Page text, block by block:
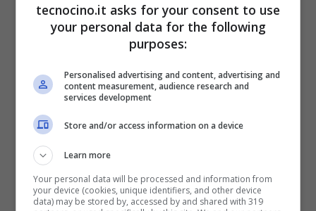
tecnocino.it asks for your consent to use
your personal data for the following
purposes:
Personalised advertising and content, advertising and
content measurement, audience research and
services development
Store and/or access information on a device
Learn more
Your personal data will be processed and information from
your device (cookies, unique identifiers, and other device
data) may be stored by, accessed by and shared with 319